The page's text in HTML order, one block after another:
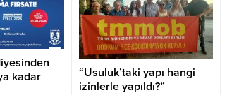
kadar
“Usuluk’taki yapı hangi
izinlerle yapıldı?”